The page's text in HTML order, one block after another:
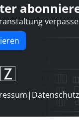
| Datenschutz